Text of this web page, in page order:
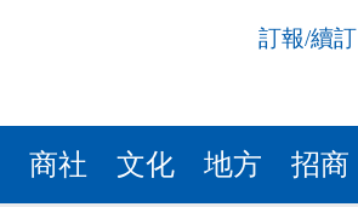
訂報/續訂
商社 文化 地方 招商
17:23
17:17